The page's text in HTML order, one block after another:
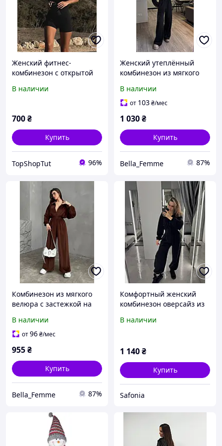
Женский фитнес-
комбинезон с открытой
вискозы
В наличии
700₴
Купить
TopShopTut 96%
Женский утеплённый
комбинезон из мягкого
В наличии
от 103₴/мес
1 030₴
Купить
Bella_Femme 87%
Комбинезон из мягкого
велюра с застежкой на
штанинами
В наличии
от96₴/мес
955₴
Купить
Bella_Femme 87%
Комфортный женский
комбинезон оверсайз из
широкими брюками
В наличии
1 140₴
Купить
Safonia